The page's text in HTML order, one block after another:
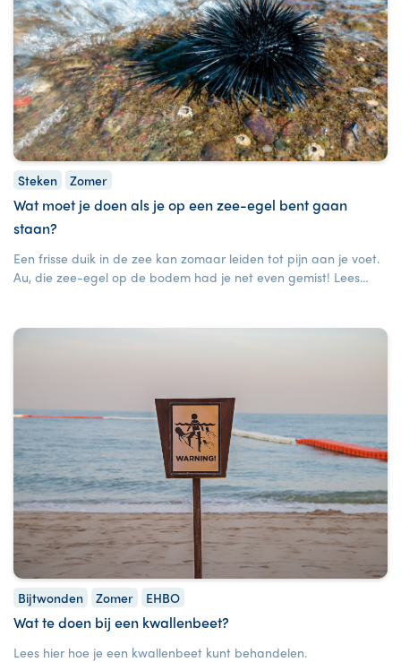
Steken Zomer
Wat moet je doen als je op een zee-egel bent gaan
staan?
Een frisse duik in de zee kan zomaar leiden tot pijn aan je voet.
Au, die zee-egel op de bodem had je net even gemist! Lees
Bijtwonden Zomer EHBO
Wat te doen bij een kwallenbeet?
Lees hier hoe je een kwallenbeet kunt behandelen.